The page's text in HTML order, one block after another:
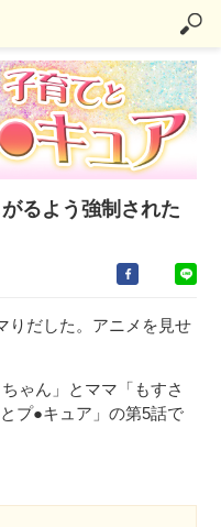
るよう強制された
りだした。アニメを見せ
ゃん」とママ「もすさ
プ●キュア」の第5話で